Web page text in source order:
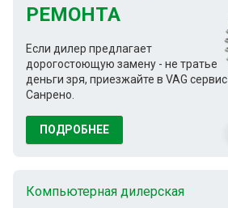
РЕМОНТА
Если дилер предлагает
дорогостоющую замену - не тратье
деньги зря, приезжайте в VAG сервис
Санрено.
ПОДРОБНЕЕ
Компьютерная дилерская